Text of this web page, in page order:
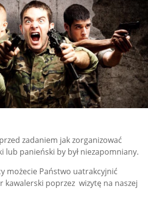
zadaniem jak zorganizować
lub panieński by był niezapomniany.
możecie Państwo uatrakcyjnić
kawalerski poprzez wizytę na naszej